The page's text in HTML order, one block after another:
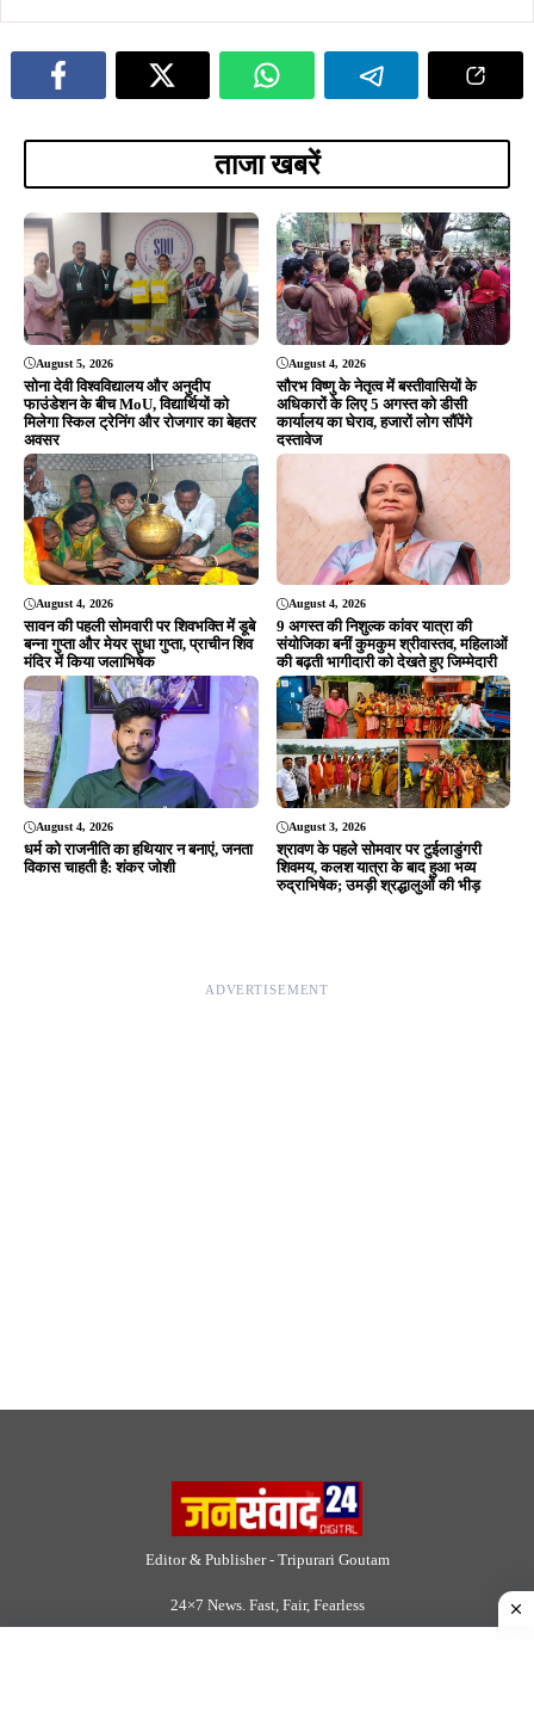
ताजा खबरें
August 5, 2026
सोना देवी विश्वविद्यालय और अनुदीप
फाउंडेशन के बीच MoU, विद्यार्थियों को
मिलेगा स्किल ट्रेनिंग और रोजगार का बेहतर
अवसर
August 4, 2026
सौरभ विष्णु के नेतृत्व में बस्तीवासियों के
अधिकारों के लिए 5 अगस्त को डीसी
कार्यालय का घेराव, हजारों लोग सौंपेंगे
दस्तावेज
August 4, 2026
सावन की पहली सोमवारी पर शिवभक्ति में डूबे
बन्ना गुप्ता और मेयर सुधा गुप्ता, प्राचीन शिव
मंदिर में किया जलाभिषेक
August 4, 2026
9 अगस्त की निशुल्क कांवर यात्रा की
संयोजिका बनीं कुमकुम श्रीवास्तव, महिलाओं
की बढ़ती भागीदारी को देखते हुए जिम्मेदारी
August 4, 2026
धर्म को राजनीति का हथियार न बनाएं, जनता
विकास चाहती है: शंकर जोशी
August 3, 2026
श्रावण के पहले सोमवार पर टुईलाडुंगरी
शिवमय, कलश यात्रा के बाद हुआ भव्य
रुद्राभिषेक; उमड़ी श्रद्धालुओं की भीड़
ADVERTISEMENT
Editor & Publisher - Tripurari Goutam
24×7 News. Fast, Fair, Fearless